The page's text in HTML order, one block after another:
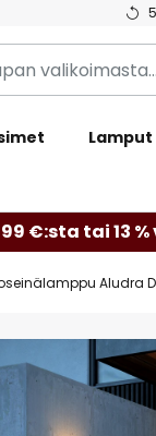
Lamput
€:sta tai 13
Aludra